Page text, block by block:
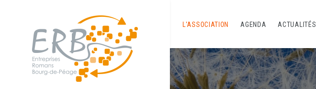
L'ASSOCIATION AGENDA ACTUALITÉS